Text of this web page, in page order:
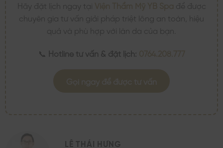
Hãy đặt lịch ngay tại
để được
chuyên gia tư vấn giải pháp triệt lông an toàn, hiệu
quả và phù hợp với làn da của bạn.
📞 Hotline tư vấn & đặt lịch:
LÊ THÁI HƯNG